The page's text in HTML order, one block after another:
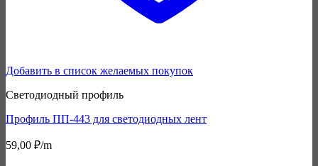
Добавить в список желаемых покупок
Светодиодный профиль
Профиль ПП-443 для светодиодных лент
59,00 ₽/m